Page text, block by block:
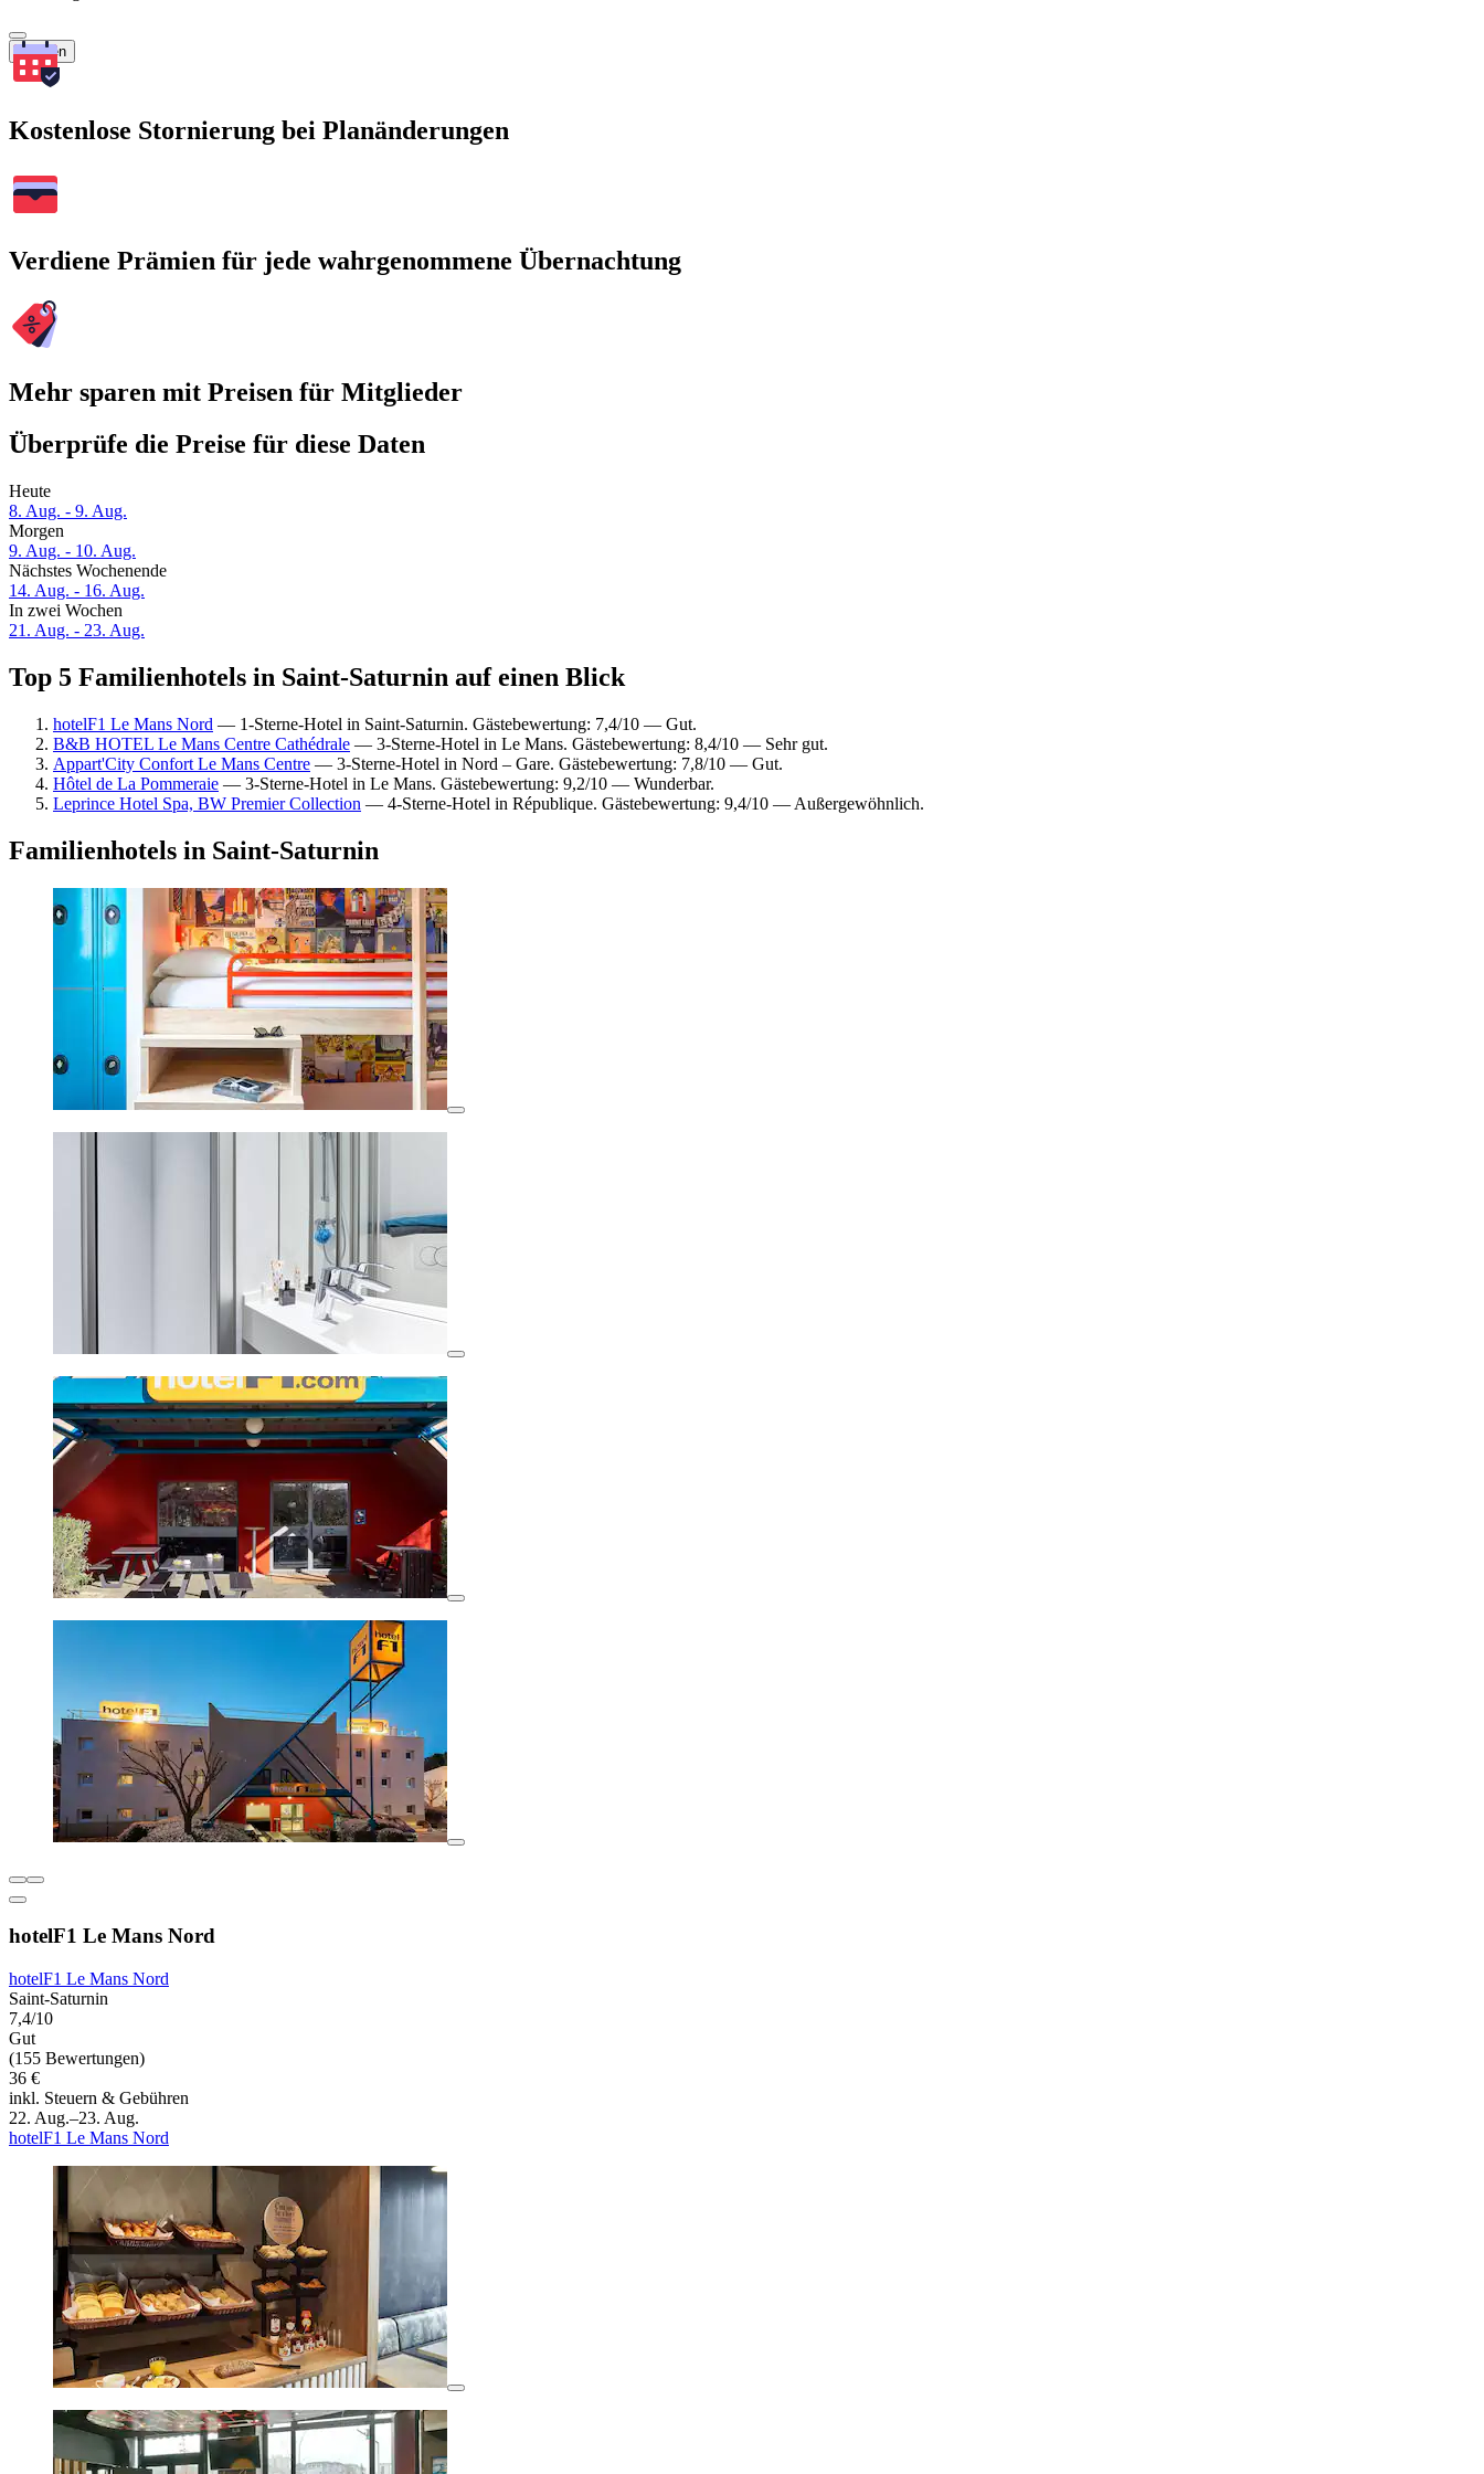
Suchen
Kostenlose Stornierung bei Planänderungen
Verdiene Prämien für jede wahrgenommene Übernachtung
Mehr sparen mit Preisen für Mitglieder
Überprüfe die Preise für diese Daten
Heute
8. Aug. - 9. Aug.
Morgen
9. Aug. - 10. Aug.
Nächstes Wochenende
14. Aug. - 16. Aug.
In zwei Wochen
21. Aug. - 23. Aug.
Top 5 Familienhotels in Saint-Saturnin auf einen Blick
hotelF1 Le Mans Nord — 1-Sterne-Hotel in Saint-Saturnin. Gästebewertung: 7,4/10 — Gut.
B&B HOTEL Le Mans Centre Cathédrale — 3-Sterne-Hotel in Le Mans. Gästebewertung: 8,4/10 — Sehr gut.
Appart'City Confort Le Mans Centre — 3-Sterne-Hotel in Nord – Gare. Gästebewertung: 7,8/10 — Gut.
Hôtel de La Pommeraie — 3-Sterne-Hotel in Le Mans. Gästebewertung: 9,2/10 — Wunderbar.
Leprince Hotel Spa, BW Premier Collection — 4-Sterne-Hotel in République. Gästebewertung: 9,4/10 — Außergewöhnlich.
Familienhotels in Saint-Saturnin
hotelF1 Le Mans Nord
hotelF1 Le Mans Nord
Saint-Saturnin
7,4/10
Gut
(155 Bewertungen)
36 €
inkl. Steuern & Gebühren
22. Aug.–23. Aug.
hotelF1 Le Mans Nord